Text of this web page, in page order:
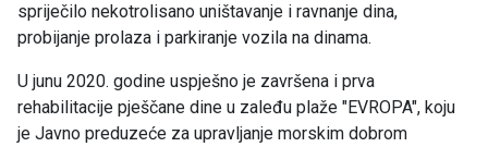
spriječilo nekotrolisano uništavanje i ravnanje dina,
probijanje prolaza i parkiranje vozila na dinama.
U junu 2020. godine uspješno je završena i prva
rehabilitacije pješčane dine u zaleđu plaže "EVROPA", koju
je Javno preduzeće za upravljanje morskim dobrom